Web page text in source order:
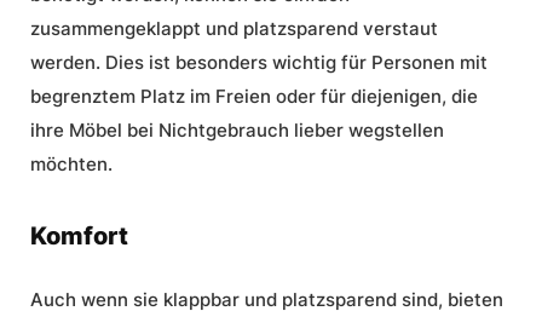
zusammengeklappt und platzsparend verstaut
werden. Dies ist besonders wichtig für Personen mit
begrenztem Platz im Freien oder für diejenigen, die
ihre Möbel bei Nichtgebrauch lieber wegstellen
möchten.
Komfort
Auch wenn sie klappbar und platzsparend sind, bieten